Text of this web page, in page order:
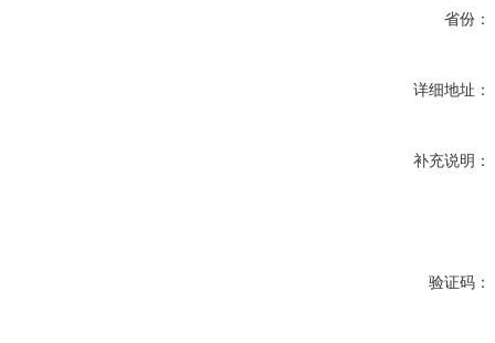
省份：
详细地址：
补充说明：
验证码：